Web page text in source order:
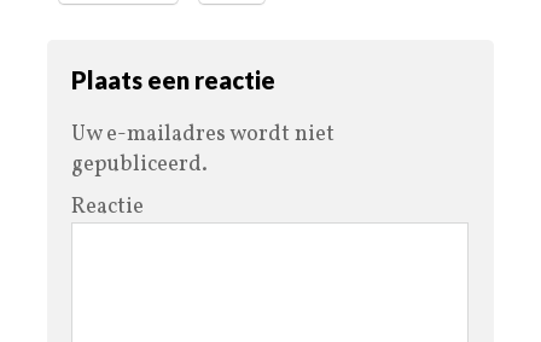
Plaats een reactie
Uw e-mailadres wordt niet
gepubliceerd.
Reactie